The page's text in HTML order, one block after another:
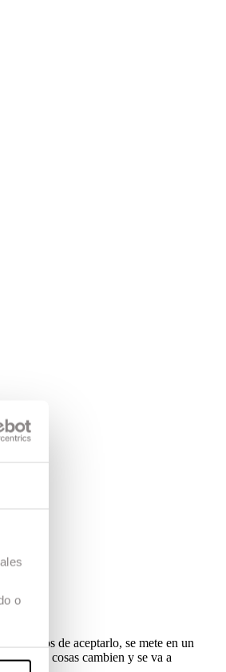
o
Lejos de aceptarlo, se mete en un
que las cosas cambien y se va a